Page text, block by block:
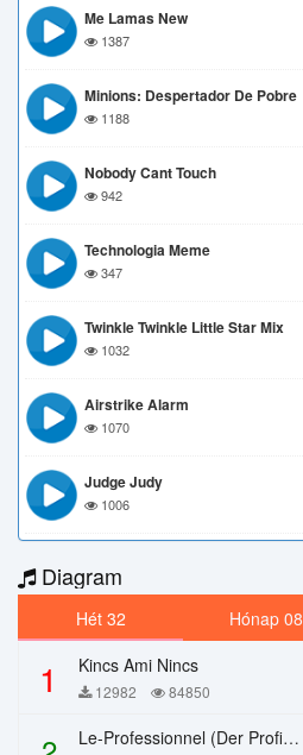
Me Lamas New
1387
Minions: Despertador De Pobre
1188
Nobody Cant Touch
942
Technologia Meme
347
Twinkle Twinkle Little Star Mix
1032
Airstrike Alarm
1070
Judge Judy
1006
Diagram
Hét 32 Hónap 08
1 Kincs Ami Nincs
12982 84850
Le-Professionnel (Der Profi) – Chi Mai